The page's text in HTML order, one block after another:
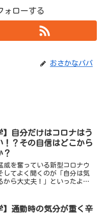
ォローする
おさかなパパ
】自分だけはコロナはう
！？その自信はどこから
？
威を奮っている新型コロナウ
してよく聞くのが「自分は気
から大丈夫！」といったよう
てすでに結果が出ています。
】通勤時の気分が重く辛